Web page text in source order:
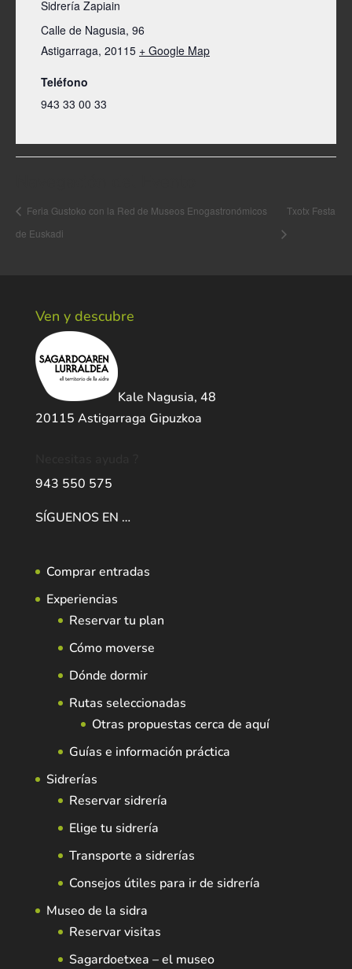
Sidrería Zapiain
Calle de Nagusia, 96
Astigarraga, 20115 + Google Map
Teléfono
943 33 00 33
Feria Gustoko con la Red de Museos Enogastronómicos
de Euskadi
Txotx Festa
Ven y descubre
Kale Nagusia, 48
20115 Astigarraga Gipuzkoa
943 550 575
SÍGUENOS EN …
Comprar entradas
Experiencias
Reservar tu plan
Cómo moverse
Dónde dormir
Rutas seleccionadas
Otras propuestas cerca de aquí
Guías e información práctica
Sidrerías
Reservar sidrería
Elige tu sidrería
Transporte a sidrerías
Consejos útiles para ir de sidrería
Museo de la sidra
Reservar visitas
Sagardoetxea – el museo